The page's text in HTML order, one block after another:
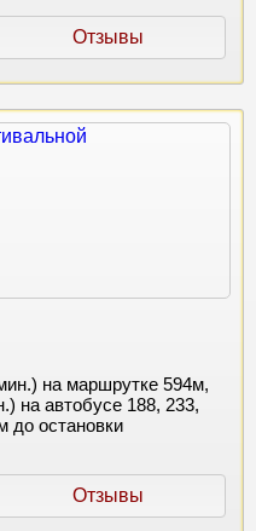
Отзывы
на маршрутке 594м,
на автобусе 188, 233,
до остановки
Отзывы